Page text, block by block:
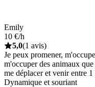
Emily
10 €/h
5,0(1 avis)
Je peux promener,
m'occuper des animaux
me déplacer et venir entre
Dynamique et souriant